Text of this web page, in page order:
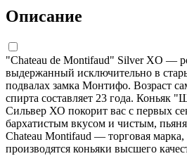
Описание
"Chateau de Montifaud" Silver XO —
выдержанный исключительно в
подвалах замка Монтифо. Возраст
спирта составляет 23 года. Коньяк
Сильвер ХО покорит вас с первых
бархатистым вкусом и чистым,
Chateau Montifaud — торговая марка,
производятся коньяки высшего